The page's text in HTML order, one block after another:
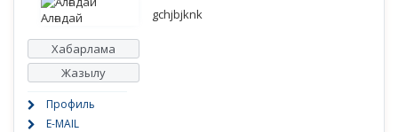
Хабарлама
Жазылу
Профиль
E-MAIL
gchjbjknk